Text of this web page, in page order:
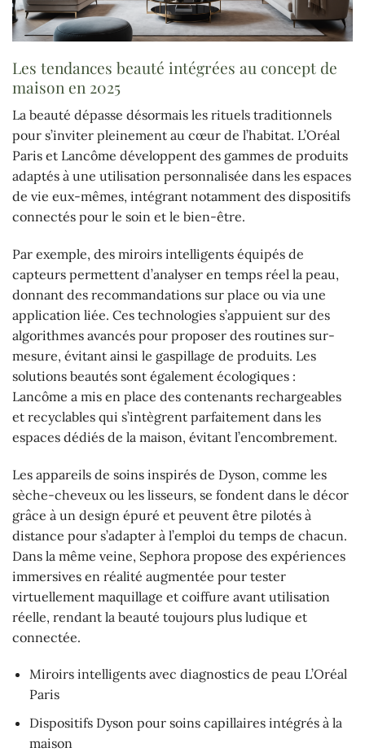
Les tendances beauté intégrées au concept de
maison en 2025
La beauté dépasse désormais les rituels traditionnels
pour s’inviter pleinement au cœur de l’habitat. L’Oréal
Paris et Lancôme développent des gammes de produits
adaptés à une utilisation personnalisée dans les espaces
de vie eux-mêmes, intégrant notamment des dispositifs
connectés pour le soin et le bien-être.
Par exemple, des miroirs intelligents équipés de
capteurs permettent d’analyser en temps réel la peau,
donnant des recommandations sur place ou via une
application liée. Ces technologies s’appuient sur des
algorithmes avancés pour proposer des routines sur-
mesure, évitant ainsi le gaspillage de produits. Les
solutions beautés sont également écologiques :
Lancôme a mis en place des contenants rechargeables
et recyclables qui s’intègrent parfaitement dans les
espaces dédiés de la maison, évitant l’encombrement.
Les appareils de soins inspirés de Dyson, comme les
sèche-cheveux ou les lisseurs, se fondent dans le décor
grâce à un design épuré et peuvent être pilotés à
distance pour s’adapter à l’emploi du temps de chacun.
Dans la même veine, Sephora propose des expériences
immersives en réalité augmentée pour tester
virtuellement maquillage et coiffure avant utilisation
réelle, rendant la beauté toujours plus ludique et
connectée.
Miroirs intelligents avec diagnostics de peau L’Oréal
Paris
Dispositifs Dyson pour soins capillaires intégrés à la
maison